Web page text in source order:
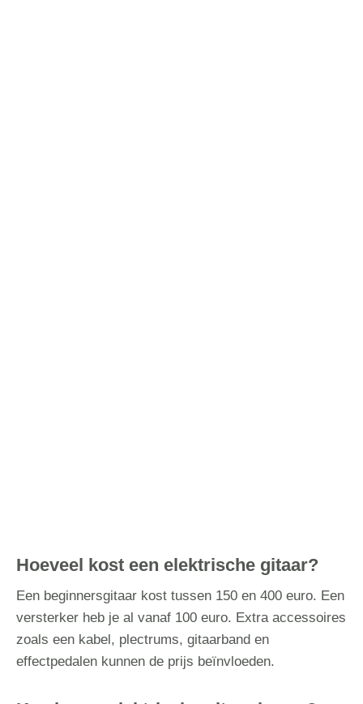
Hoeveel kost een elektrische gitaar?
Een beginnersgitaar kost tussen 150 en 400 euro. Een
versterker heb je al vanaf 100 euro. Extra accessoires
zoals een kabel, plectrums, gitaarband en
effectpedalen kunnen de prijs beïnvloeden.